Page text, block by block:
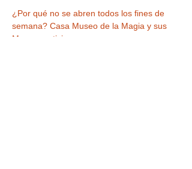
¿Por qué no se abren todos los fines de
semana? Casa Museo de la Magia y sus
Magos participan en numerosos